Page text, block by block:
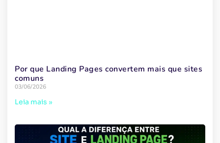
Por que Landing Pages convertem mais que sites
comuns
03/06/2026
Leia mais »